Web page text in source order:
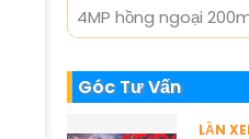
4MP hồng ngoại
Góc Tư Vấn
LẦN